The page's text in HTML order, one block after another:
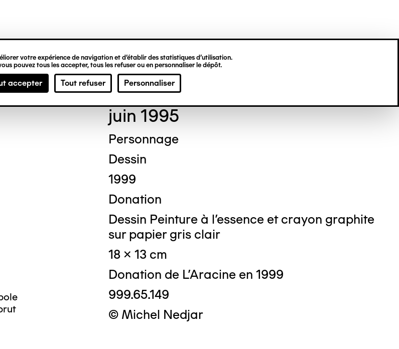
votre expérience de navigation et d’établir des statistiques d’utilisation.
pouvez tous les accepter, tous les refuser ou en personnaliser le dépôt.
accepter Tout refuser Personnaliser
Michel NEDJAR
juin 1995
Personnage
Dessin
1999
Donation
Dessin Peinture à l'essence et crayon graphite
sur papier gris clair
18 x 13 cm
Donation de L'Aracine en 1999
999.65.149
© Michel Nedjar